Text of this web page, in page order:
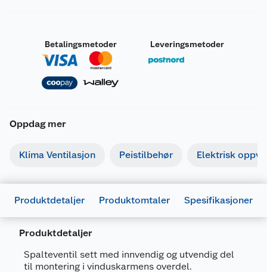
Betalingsmetoder Leveringsmetoder
Oppdag mer
Klima Ventilasjon Peistilbehør Elektrisk
Produktdetaljer Produktomtaler Spesifikasjoner
Produktdetaljer
Spalteventil sett med innvendig og utvendig del
til montering i vinduskarmens overdel.
Artikkelnummer
7023670022151